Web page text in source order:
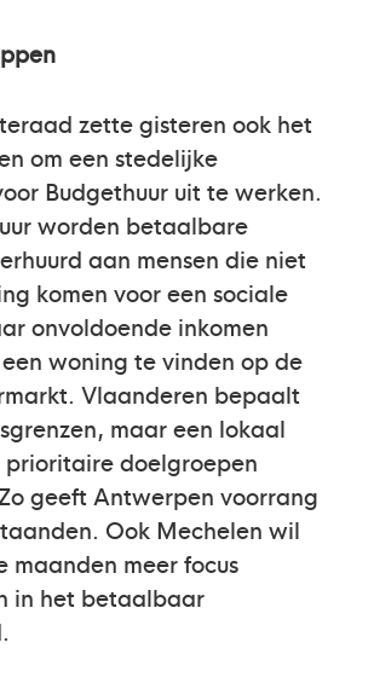
zette gisteren ook het
om een stedelijke
Budgethuur uit te werken.
worden betaalbare
aan mensen die niet
komen voor een sociale
onvoldoende inkomen
woning te vinden op de
Vlaanderen bepaalt
maar een lokaal
prioritaire doelgroepen
geeft Antwerpen voorrang
Ook Mechelen wil
maanden meer focus
in het betaalbaar